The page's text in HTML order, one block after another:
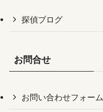
探偵ブログ
お問合せ
お問い合わせフォーム